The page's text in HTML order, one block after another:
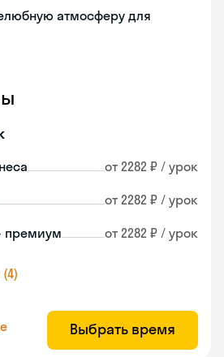
атмосферу для
от 2282 ₽ / урок
от 2282 ₽ / урок
премиум от 2282 ₽ / урок
Выбрать время